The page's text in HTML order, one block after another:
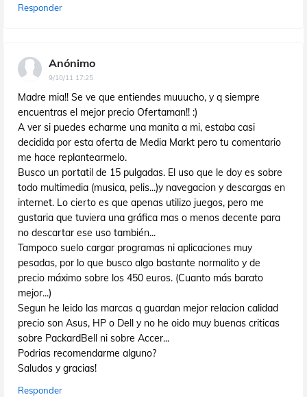
Responder
Anónimo
9/10/11 17:25
Madre mia!! Se ve que entiendes muuucho, y q siempre
encuentras el mejor precio Ofertaman!! :)
A ver si puedes echarme una manita a mi, estaba casi
decidida por esta oferta de Media Markt pero tu comentario
me hace replantearmelo.
Busco un portatil de 15 pulgadas. El uso que le doy es sobre
todo multimedia (musica, pelis...)y navegacion y descargas en
internet. Lo cierto es que apenas utilizo juegos, pero me
gustaria que tuviera una gráfica mas o menos decente para
no descartar ese uso también...
Tampoco suelo cargar programas ni aplicaciones muy
pesadas, por lo que busco algo bastante normalito y de
precio máximo sobre los 450 euros. (Cuanto más barato
mejor...)
Segun he leido las marcas q guardan mejor relacion calidad
precio son Asus, HP o Dell y no he oido muy buenas criticas
sobre PackardBell ni sobre Accer...
Podrias recomendarme alguno?
Saludos y gracias!
Responder